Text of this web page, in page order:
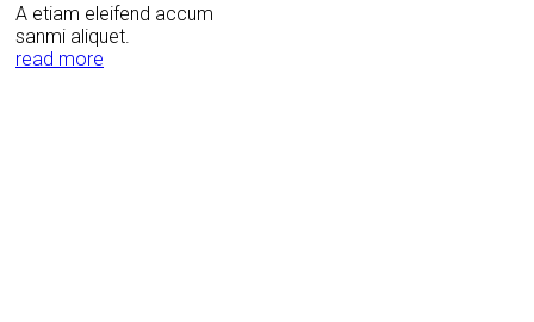
A etiam eleifend accum
sanmi aliquet.
read more